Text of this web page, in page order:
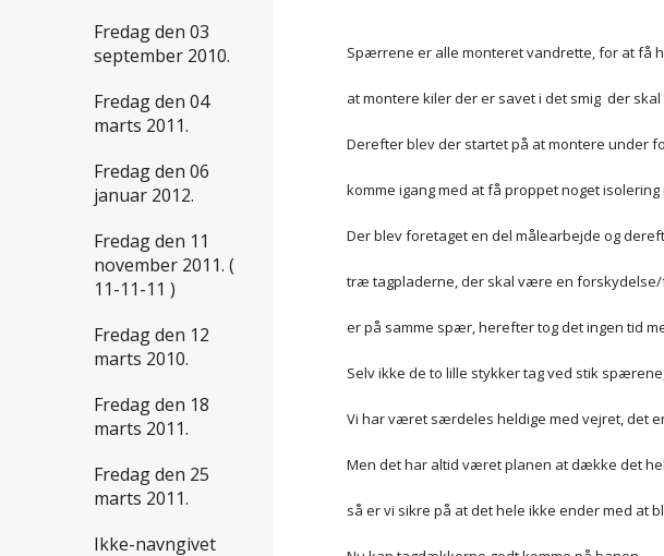
Fredag den 03
september 2010.
Fredag den 04
marts 2011.
Fredag den 06
januar 2012.
Fredag den 11
november 2011. (
11-11-11 )
Fredag den 12
marts 2010.
Fredag den 18
marts 2011.
Fredag den 25
marts 2011.
Ikke-navngivet
Spærrene er alle monteret vandrette, for at få
at montere kiler der er savet i det smig  der
Derefter blev der startet på at montere under
komme igang med at få proppet noget isolering
Der blev foretaget en del målearbejde og
træ tagpladerne, der skal være en
er på samme spær, herefter tog det ingen tid
Selv ikke de to lille stykker tag ved stik
Vi har været særdeles heldige med vejret, det
Men det har altid været planen at dække det
så er vi sikre på at det hele ikke ender med at